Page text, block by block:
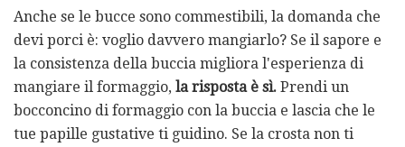
Anche se le bucce sono commestibili, la domanda che
devi porci è: voglio davvero mangiarlo? Se il sapore e
la consistenza della buccia migliora l'esperienza di
mangiare il formaggio, la risposta è sì. Prendi un
bocconcino di formaggio con la buccia e lascia che le
tue papille gustative ti guidino. Se la crosta non ti